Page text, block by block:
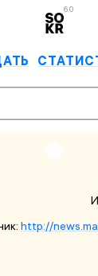
6.0
http://